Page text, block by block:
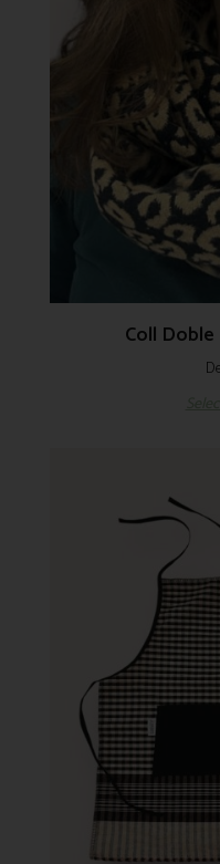
Coll